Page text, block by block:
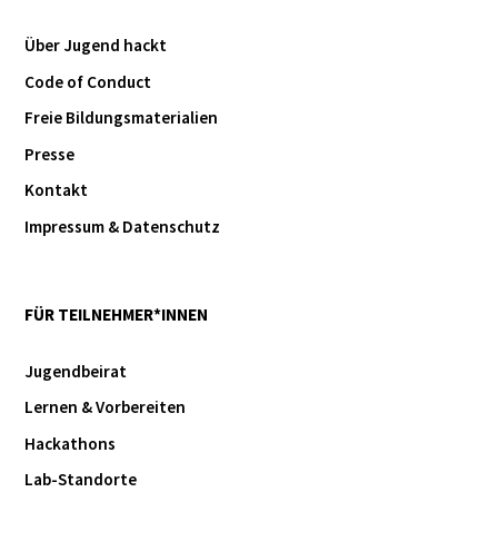
Über Jugend hackt
Code of Conduct
Freie Bildungsmaterialien
Presse
Kontakt
Impressum & Datenschutz
FÜR TEILNEHMER*INNEN
Jugendbeirat
Lernen & Vorbereiten
Hackathons
Lab-Standorte